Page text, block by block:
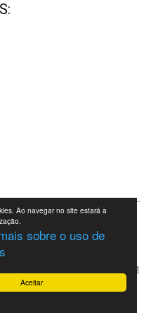
Ao navegar no site estará a
sobre o uso de
Aceitar
estás no fundo da página.
Festivais de Verão 2021